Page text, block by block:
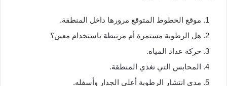
موقع الخطوط المتوقع مرورها داخل المنطقة.
هل الرطوبة مستمرة أم مرتبطة باستخدام معين؟
حركة عداد المياه.
المحابس التي تغذي المنطقة.
مدى انتشار الرطوبة أعلى الجدار وأسفله.